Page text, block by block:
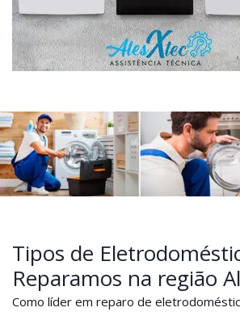
Tipos de
Reparamos na região
Como líder em reparo de